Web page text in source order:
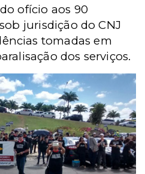
ofício aos 90
jurisdição do CNJ
tomadas em
dos serviços.